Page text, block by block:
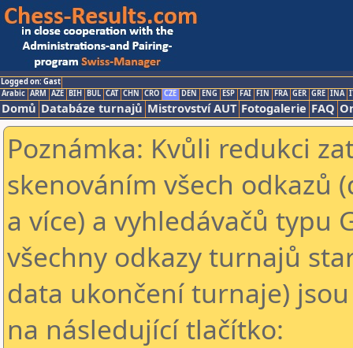
Logged on: Gast
Arabic ARM AZE BIH BUL CAT CHN CRO CZE DEN ENG ESP FAI FIN FRA GER GRE INA
Domů Databáze turnajů Mistrovství AUT Fotogalerie FAQ
Poznámka: Kvůli redukci
skenováním všech odkazů
a více) a vyhledávačů typu
všechny odkazy turnajů
data ukončení turnaje)
na následující tlačítko: